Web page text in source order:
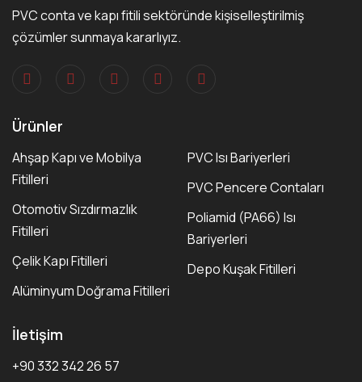
PVC conta ve kapı fitili sektöründe kişiselleştirilmiş
çözümler sunmaya kararlıyız.
Ürünler
Ahşap Kapı ve Mobilya
Fitilleri
Otomotiv Sızdırmazlık
Fitilleri
Çelik Kapı Fitilleri
Alüminyum Doğrama Fitilleri
PVC Isı Bariyerleri
PVC Pencere Contaları
Poliamid (PA66) Isı
Bariyerleri
Depo Kuşak Fitilleri
İletişim
+90 332 342 26 57